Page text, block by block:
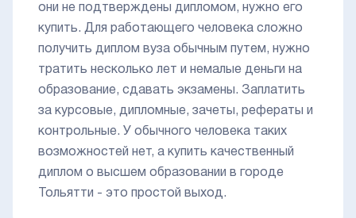
они не подтверждены дипломом, нужно его
купить. Для работающего человека сложно
получить диплом вуза обычным путем, нужно
тратить несколько лет и немалые деньги на
образование, сдавать экзамены. Заплатить
за курсовые, дипломные, зачеты, рефераты и
контрольные. У обычного человека таких
возможностей нет, а купить качественный
диплом о высшем образовании в городе
Тольятти - это простой выход.